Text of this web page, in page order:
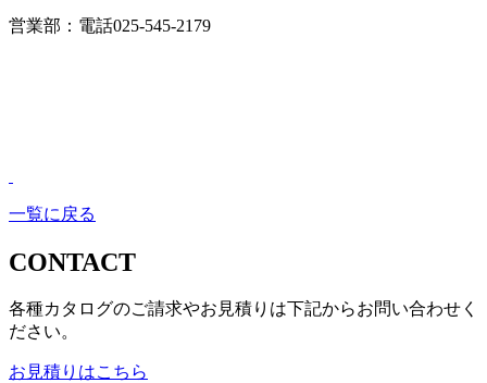
営業部：電話025-545-2179
一覧に戻る
CONTACT
各種カタログのご請求やお見積りは下記からお問い合わせく
ださい。
お見積りはこちら